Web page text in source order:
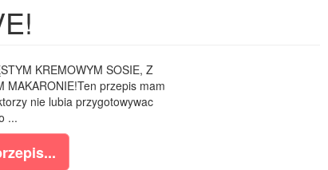
KREMOWYM SOSIE, Z
MAKARONIE!Ten przepis mam
nie lubia przygotowywac
...